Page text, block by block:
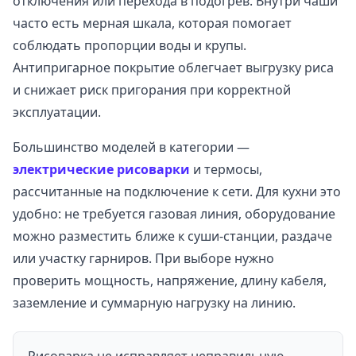
часто есть мерная шкала, которая помогает
соблюдать пропорции воды и крупы.
Антипригарное покрытие облегчает выгрузку риса
и снижает риск пригорания при корректной
эксплуатации.
Большинство моделей в категории —
электрические рисоварки и термосы,
рассчитанные на подключение к сети. Для кухни это
удобно: не требуется газовая линия, оборудование
можно разместить ближе к суши-станции, раздаче
или участку гарниров. При выборе нужно
проверить мощность, напряжение, длину кабеля,
заземление и суммарную нагрузку на линию.